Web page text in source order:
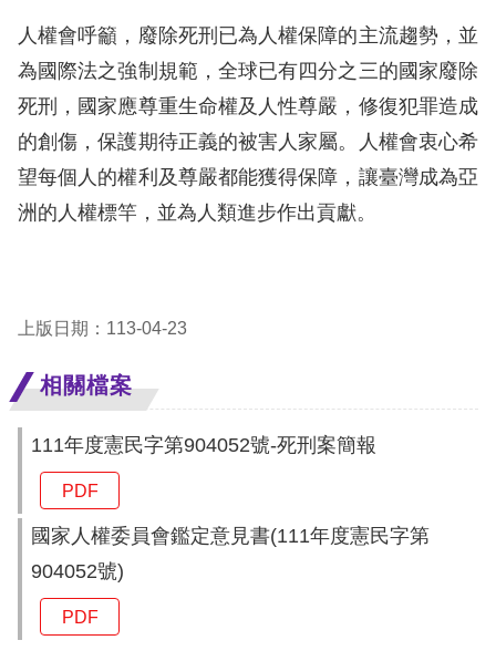
放
宣
告
無
障
言
人權會呼籲，廢除死刑已為人權保障的主流趨勢，並
為國際法之強制規範，全球已有四分之三的國家廢除
死刑，國家應尊重生命權及人性尊嚴，修復犯罪造成
的創傷，保護期待正義的被害人家屬。人權會衷心希
望每個人的權利及尊嚴都能獲得保障，讓臺灣成為亞
洲的人權標竿，並為人類進步作出貢獻。
上版日期：113-04-23
相關檔案
111年度憲民字第904052號-死刑案簡報
PDF
國家人權委員會鑑定意見書(111年度憲民字第
904052號)
PDF